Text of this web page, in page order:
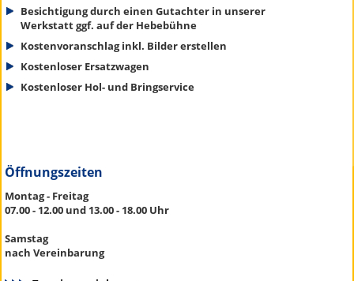
Besichtigung durch einen Gutachter in unserer
Werkstatt ggf. auf der Hebebühne
Kostenvoranschlag inkl. Bilder erstellen
Kostenloser Ersatzwagen
Kostenloser Hol- und Bringservice
Öffnungszeiten
Montag - Freitag
07.00 - 12.00 und 13.00 - 18.00 Uhr
Samstag
nach Vereinbarung